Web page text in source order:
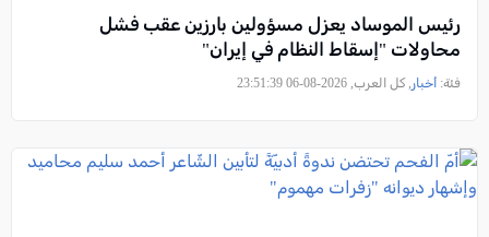
رئيس الموساد يعزل مسؤولين بارزين عقب فشل
محاولات "إسقاط النظام في إيران"
فئة: أخبار , كل العرب, 2026-08-06 23:51:39